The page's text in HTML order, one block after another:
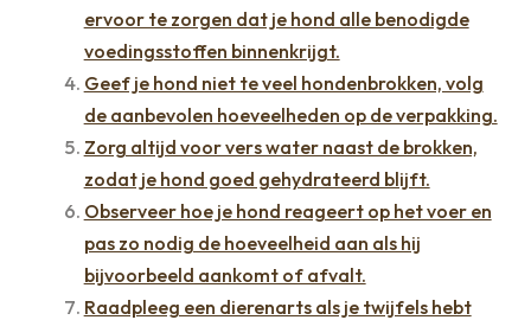
ervoor te zorgen dat je hond alle benodigde
voedingsstoffen binnenkrijgt.
Geef je hond niet te veel hondenbrokken, volg
de aanbevolen hoeveelheden op de verpakking.
Zorg altijd voor vers water naast de brokken,
zodat je hond goed gehydrateerd blijft.
Observeer hoe je hond reageert op het voer en
pas zo nodig de hoeveelheid aan als hij
bijvoorbeeld aankomt of afvalt.
Raadpleeg een dierenarts als je twijfels hebt